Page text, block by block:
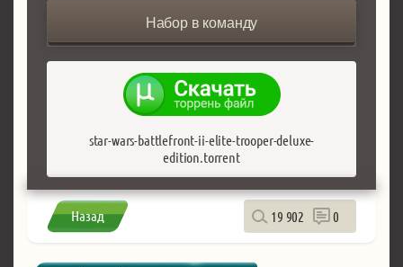
Набор в команду
star-wars-battlefront-ii-elite-trooper-deluxe-
edition.torrent
Назад 19 902 0